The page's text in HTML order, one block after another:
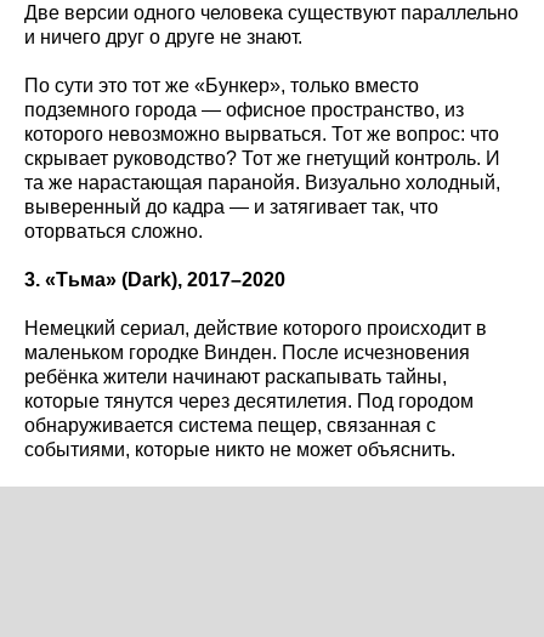
Две версии одного человека существуют параллельно
и ничего друг о друге не знают.
По сути это тот же «Бункер», только вместо
подземного города — офисное пространство, из
которого невозможно вырваться. Тот же вопрос: что
скрывает руководство? Тот же гнетущий контроль. И
та же нарастающая паранойя. Визуально холодный,
выверенный до кадра — и затягивает так, что
оторваться сложно.
3. «Тьма» (Dark), 2017–2020
Немецкий сериал, действие которого происходит в
маленьком городке Винден. После исчезновения
ребёнка жители начинают раскапывать тайны,
которые тянутся через десятилетия. Под городом
обнаруживается система пещер, связанная с
событиями, которые никто не может объяснить.